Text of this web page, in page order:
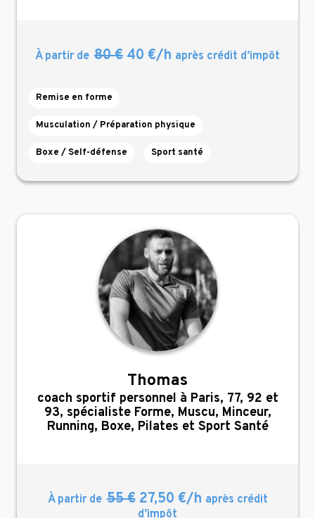
À partir de 80 € 40 €/h après crédit d’impôt
Remise en forme
Musculation / Préparation physique
Boxe / Self-défense Sport santé
Thomas
,
coach sportif personnel à Paris, 77, 92 et
93, spécialiste Forme, Muscu, Minceur,
Running, Boxe, Pilates et Sport Santé
À partir de 55 €27,50 €/h après crédit
d’impôt